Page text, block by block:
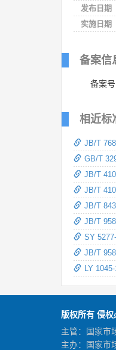
发布日期
实施日期
备案信
备案
相近标
JB/T
GB/T
JB/T
JB/T
JB/T
JB/T
SY
JB/T
LY
版权所有 侵权
主管：国家市
主办：国家市